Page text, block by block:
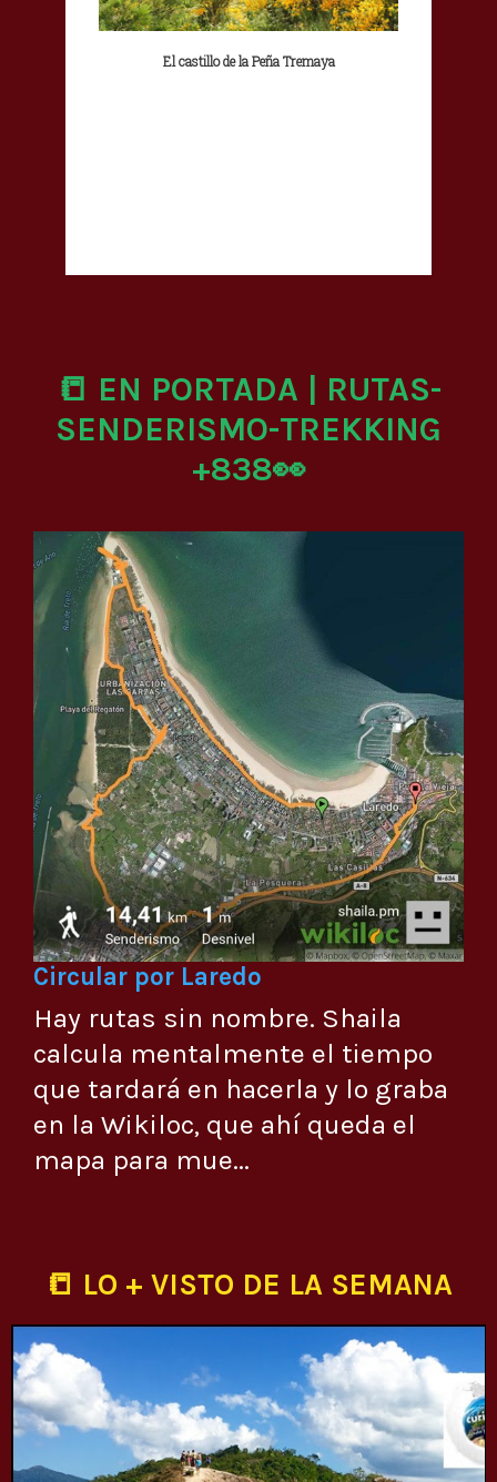
El castillo de la Peña Tremaya
📒 EN PORTADA | RUTAS-
SENDERISMO-TREKKING
+838👀
Circular por Laredo
Hay rutas sin nombre. Shaila
calcula mentalmente el tiempo
que tardará en hacerla y lo graba
en la Wikiloc, que ahí queda el
mapa para mue...
📒 LO + VISTO DE LA SEMANA